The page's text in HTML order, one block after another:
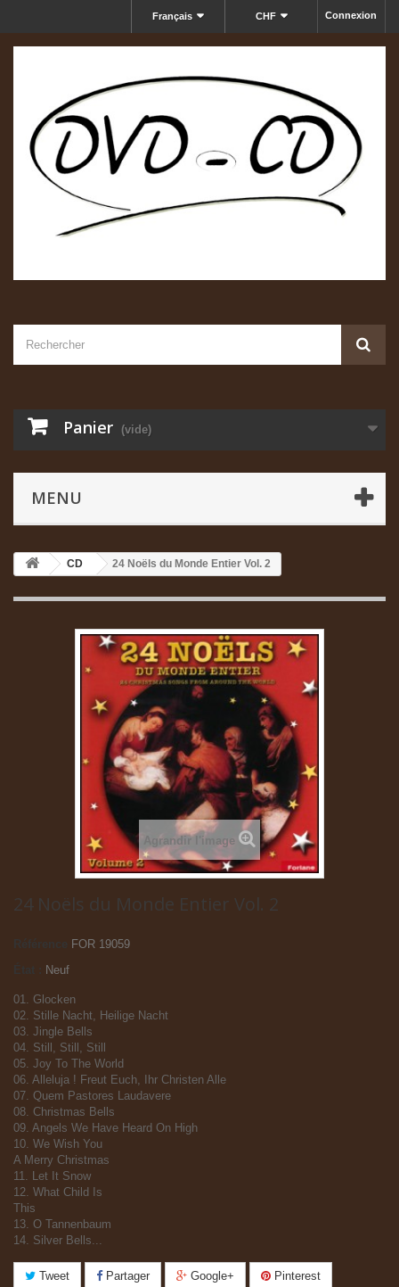
Connexion
CHF
Français
Panier (vide)
MENU
CD 24 Noëls du Monde Entier Vol. 2
Agrandir l'image
24 Noëls du Monde Entier Vol. 2
Référence
FOR 19059
Neuf
01. Glocken
02. Stille Nacht, Heilige Nacht
03. Jingle Bells
04. Still, Still, Still
05. Joy To The World
06. Alleluja ! Freut Euch, Ihr Christen Alle
07. Quem Pastores Laudavere
08. Christmas Bells
09. Angels We Have Heard On High
10. We Wish You
A Merry Christmas
11. Let It Snow
12. What Child Is
This
13. O Tannenbaum
14. Silver Bells...
Tweet Partager Google+ Pinterest